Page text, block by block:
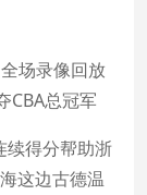
CBA总冠军
续得分帮助浙
这边古德温